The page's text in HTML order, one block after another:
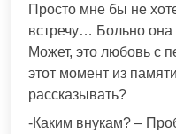
Просто мне бы не
встречу… Больно
Может, это любовь с
этот момент из
рассказывать?
-Каким внукам? –